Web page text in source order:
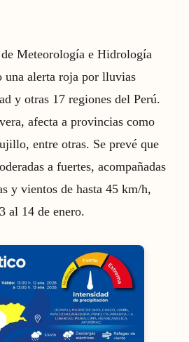
Meteorología e Hidrología
una alerta roja por lluvias
y otras 17 regiones del Perú.
afecta a provincias como
entre otras. Se prevé que
a fuertes, acompañadas
y vientos de hasta 45 km/h,
al 14 de enero.